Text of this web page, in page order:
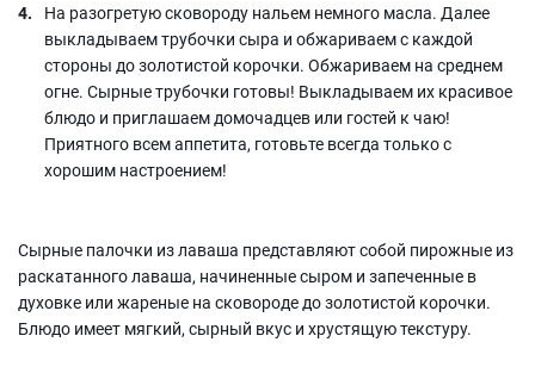
На разогретую сковороду нальем немного масла. Далее
выкладываем трубочки сыра и обжариваем с каждой
стороны до золотистой корочки. Обжариваем на среднем
огне. Сырные трубочки готовы! Выкладываем их красивое
блюдо и приглашаем домочадцев или гостей к чаю!
Приятного всем аппетита, готовьте всегда только с
хорошим настроением!
Сырные палочки из лаваша представляют собой пирожные из
раскатанного лаваша, начиненные сыром и запеченные в
духовке или жареные на сковороде до золотистой корочки.
Блюдо имеет мягкий, сырный вкус и хрустящую текстуру.